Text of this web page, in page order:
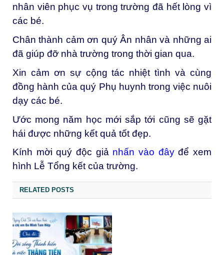
nhân viên phục vụ trong trường đã hết lòng vì
các bé.
Chân thành cảm ơn quý Ân nhân và những ai
đã giúp đỡ nhà trường trong thời gian qua.
Xin cảm ơn sự cộng tác nhiệt tình và cùng
đồng hành của quý Phụ huynh trong việc nuôi
dạy các bé.
Ước mong năm học mới sắp tới cũng sẽ gặt
hái được những kết quả tốt đẹp.
Kính mời quý độc giả nhấn vào đâyđể xem
hình Lễ Tổng kết của trường.
RELATED POSTS